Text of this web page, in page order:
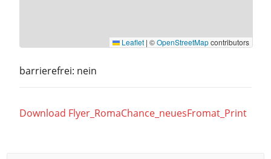
Leaflet | ©OpenStreetMapcontributors
barrierefrei: nein
Download Flyer_RomaChance_neuesFromat_Print